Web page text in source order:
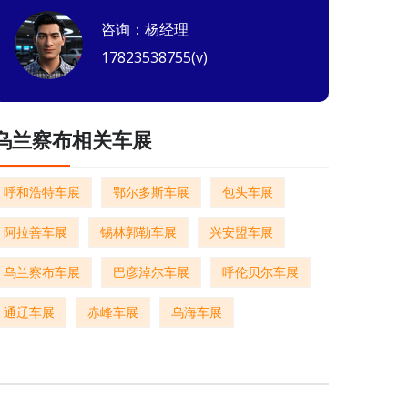
咨询：杨经理
17823538755(v)
兰察布相关车展
呼和浩特车展 鄂尔多斯车展 包头车展
阿拉善车展 锡林郭勒车展 兴安盟车展
乌兰察布车展 巴彦淖尔车展 呼伦贝尔车展
通辽车展 赤峰车展 乌海车展